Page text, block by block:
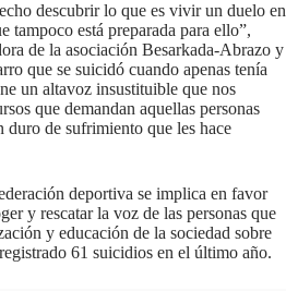
descubrir lo que es vivir un duelo en
tampoco está preparada para ello”,
de la asociación Besarkada-Abrazo y
que se suicidó cuando apenas tenía
un altavoz insustituible que nos
que demandan aquellas personas
duro de sufrimiento que les hace
deportiva se implica en favor
y rescatar la voz de las personas que
y educación de la sociedad sobre
61 suicidios en el último año.